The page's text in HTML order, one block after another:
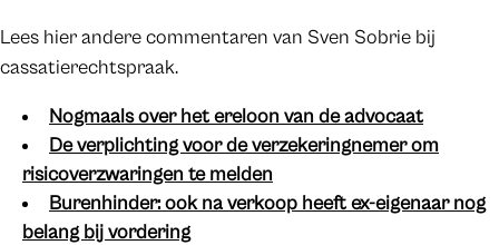
Lees hier andere commentaren van Sven Sobrie bij
cassatierechtspraak.
Nogmaals over het ereloon van de advocaat
De verplichting voor de verzekeringnemer om
risicoverzwaringen te melden
Burenhinder: ook na verkoop heeft ex-eigenaar nog
belang bij vordering